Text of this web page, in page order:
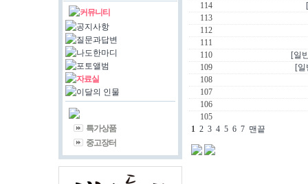
커뮤니티
공지사항
질문과답변
나도한마디
포토앨범
자료실
이달의 인물
특가상품
중고장터
114
113
112
111
110
[일
109
[일
108
107
106
105
1 2 3 4 5 6 7 맨끝